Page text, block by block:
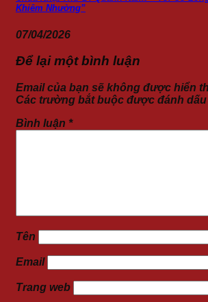
Khiêm Nhường”
07/04/2026
Để lại một bình luận
Email của bạn sẽ không được hiển
Các trường bắt buộc được đánh dấu
Bình luận *
Tên
Email
Trang web